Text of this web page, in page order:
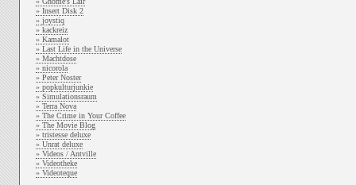
» Insert Disk 2
» joystiq
» kackreiz
» Kamalot
» Last Life in the Universe
» Machtdose
» nicorola
» Peter Noster
» popkulturjunkie
» Simulationsraum
» Terra Nova
» The Crime in Your Coffee
» The Movie Blog
» tristesse deluxe
» Unrat deluxe
» Videos / Antville
» Videotheke
» Videoteque